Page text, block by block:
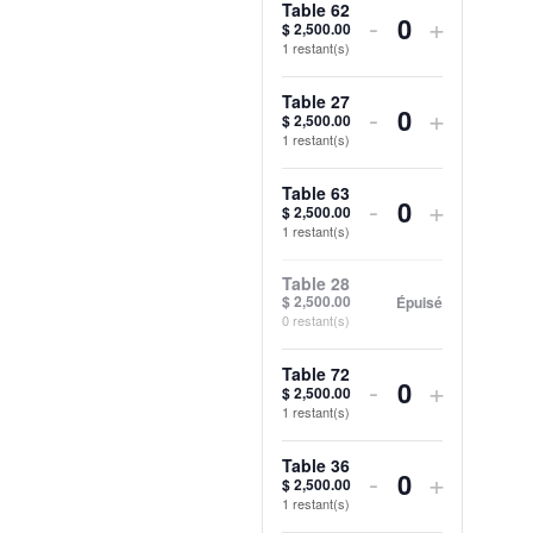
19
19
billets
pour
59
pour
59
Table 62
$2,500.00
1 restant(s)
Diminuer
la
quantité
pour
62
- Quantité
la
quantité
pour
62
+
Table 27
$2,500.00
1 restant(s)
Diminuer
la
quantité
pour
27
- Quantité
la
quantité
27
+
Table 63
$2,500.00
1 restant(s)
Diminuer
quantité
billets
pour
63
- Quantité
quantité
pour
63
+
Table 28
$2,500.00
0 restant(s)
Épuisé
Table 72
$2,500.00
1 restant(s)
Diminuer
la
quantité
- Quantité
la
quantité
+
Table 36
$2,500.00
1 restant(s)
Diminuer
la
- Quantité
la
+